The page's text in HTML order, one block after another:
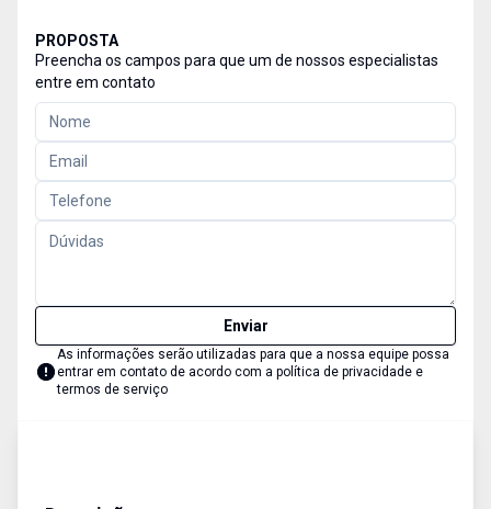
PROPOSTA
Preencha os campos para que um de nossos especialistas
entre em contato
Enviar
As informações serão utilizadas para que a nossa equipe possa
entrar em contato de acordo com a política de privacidade e
termos de serviço